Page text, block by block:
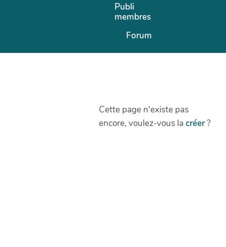
Publi
membres
Forum
Cette page n'existe pas
encore, voulez-vous la créer?